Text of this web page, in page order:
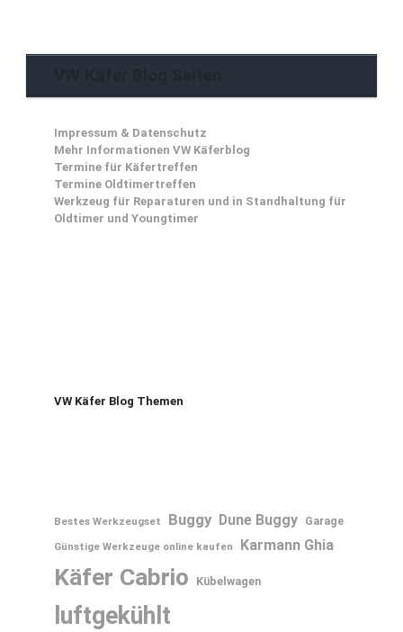
Impressum & Datenschutz
Mehr Informationen VW Käferblog
Termine für Käfertreffen
Termine Oldtimertreffen
Werkzeug für Reparaturen und in Standhaltung für
Oldtimer und Youngtimer
VW Käfer Blog Themen
Bestes Werkzeugset Buggy Dune Buggy
Garage
Günstige Werkzeuge online kaufen
Karmann Ghia
Käfer Cabrio Kübelwagen
luftgekühlt